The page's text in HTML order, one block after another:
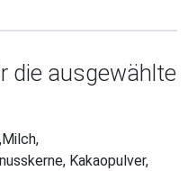
die ausgewählte
Kakaopulver,